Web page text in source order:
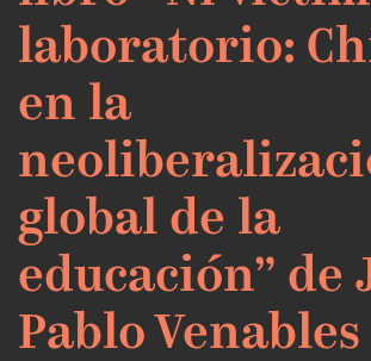
laboratorio:
en la
global de la
educación” de
Pablo Venables